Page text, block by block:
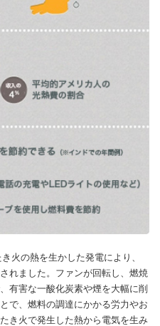
火の熱を生かした発電により、
れました。ファンが回転し、燃焼
有害な一酸化炭素や煙を大幅に削
で、燃料の調達にかかる労力やお
き火で発生した熱から電気を生み